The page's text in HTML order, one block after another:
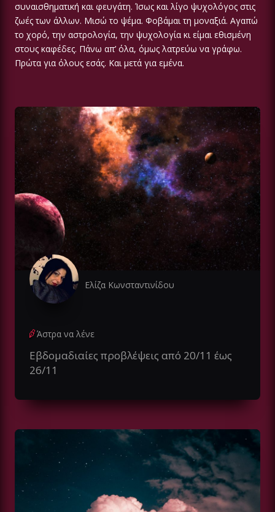
συναισθηματική και φευγάτη. Ίσως και λίγο ψυχολόγος στις
ζωές των άλλων. Μισώ το ψέμα. Φοβάμαι τη μοναξιά. Αγαπώ
το χορό, την αστρολογία, την ψυχολογία κι είμαι εθισμένη
στους καφέδες. Πάνω απ’ όλα, όμως λατρεύω να γράφω.
Πρώτα για όλους εσάς. Και μετά για εμένα.
Ελίζα Κωνσταντινίδου
Άστρα να λένε
Εβδομαδιαίες προβλέψεις από 20/11 έως
26/11